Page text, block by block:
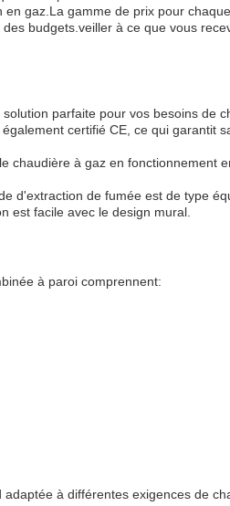
gaz.La gamme de prix pour
budgets.veiller à ce que vous
parfaite pour vos besoins de
certifié CE, ce qui garantit
chaudière à gaz en fonctionnement
d'extraction de fumée est de type
est facile avec le design mural.
à paroi comprennent:
à différentes exigences de